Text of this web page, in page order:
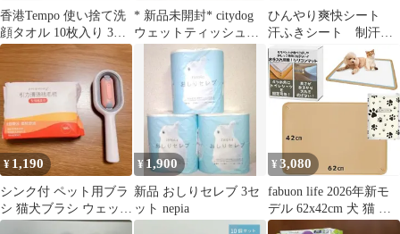
香港Tempo 使い捨て洗
顔タオル 10枚入り 3個
セット miffy
* 新品未開封* citydog
ウェットティッシュケ
ひんやり爽快シート
汗ふきシート 制汗シ
ート
¥ 1,190
シンク付 ペット用ブラ
シ 猫犬ブラシ ウェット
ティッシュ100枚
¥1,900
新品 おしりセレブ 3セ
ット nepia
¥ 3,080
fabuon life 2026年新モ
デル 62x42cm 犬 猫 シ
リコン トイレ トレー